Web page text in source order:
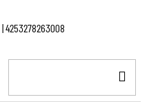
| 4253278263008